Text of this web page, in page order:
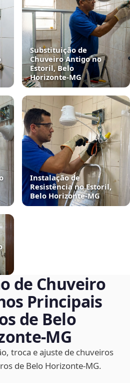
Substituição de
Chuveiro Antigo no
Estoril, Belo
Horizonte‑MG
Instalação de
Resistência no Estoril,
Belo Horizonte‑MG
de Chuveiro
Principais
de Belo
troca e ajuste de chuveiros
de Belo Horizonte‑MG.